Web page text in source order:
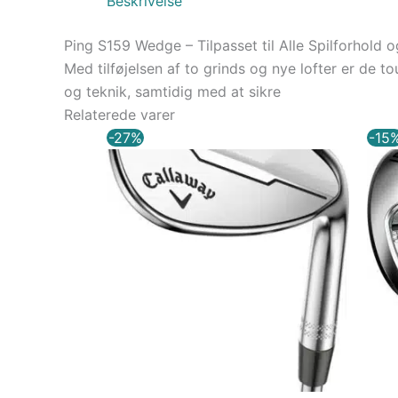
Ping S159 Wedge – Tilpasset til Alle Spilforhold
Med tilføjelsen af to grinds og nye lofter er de
og teknik, samtidig med at sikre
Relaterede varer
-27%
oprindelige
pris
var:
1.499,00 kr..
aktuelle
pris
er:
1.099,00 kr..
-